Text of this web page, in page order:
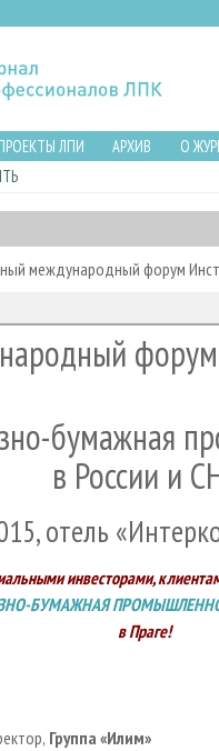
ЛПИ АРХИВ О
международный форум
бумажная
в России и
отель
инвесторами,
БУМАЖНАЯ
в Праге!
Группа «Илим»